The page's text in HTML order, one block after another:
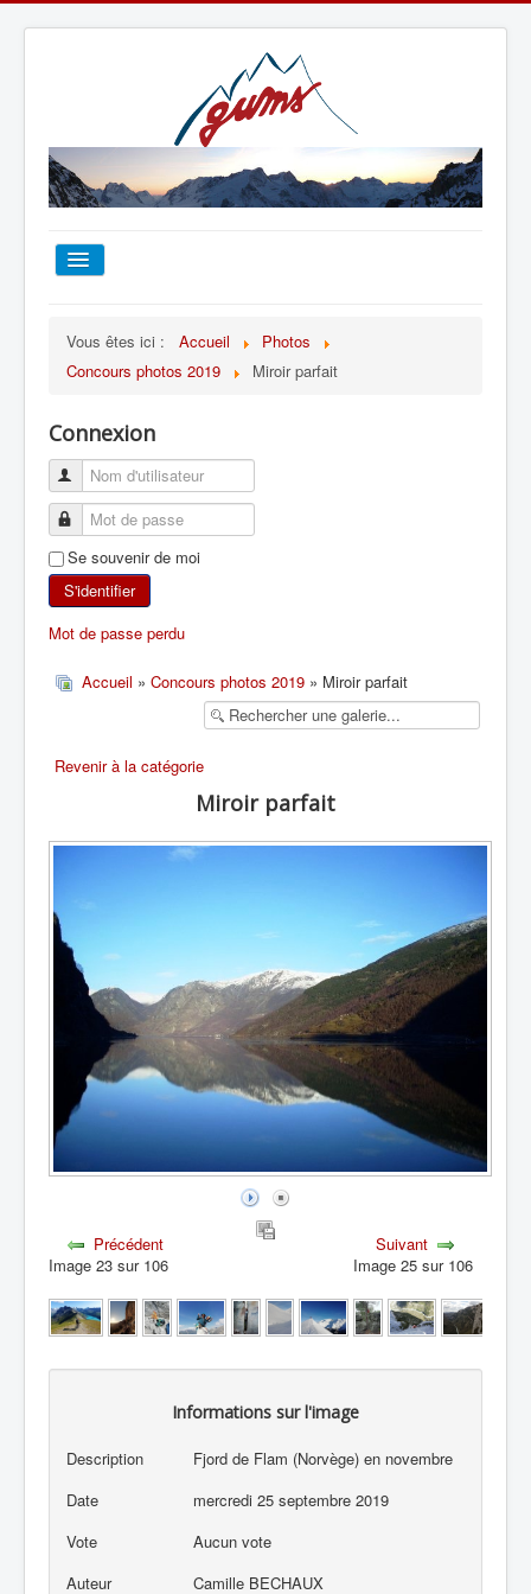
TOUT SUR LE GUMS
ESCALADE
ALPINISME
SKI DE RANDONNÉE
RANDONNÉE SPORTIVE
Vous êtes ici : Accueil
Photos
Concours photos 2019
Miroir parfait
Connexion
Se souvenir de moi
S'identifier
Mot de passe perdu
Accueil » Concours photos 2019 » Miroir parfait
Revenir à la catégorie
Miroir parfait
Précédent
Image 23 sur 106
Suivant
Image 25 sur 106
Informations sur l'image
Description
Fjord de Flam (Norvège) en novembre
Date
mercredi 25 septembre 2019
Vote
Aucun vote
Auteur
Camille BECHAUX